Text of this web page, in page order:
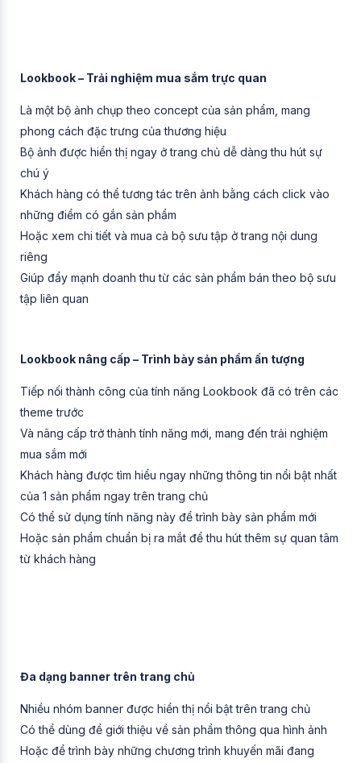
Lookbook – Trải nghiệm mua sắm trực quan
Là một bộ ảnh chụp theo concept của sản phẩm, mang
phong cách đặc trưng của thương hiệu
Bộ ảnh được hiển thị ngay ở trang chủ dễ dàng thu hút sự
chú ý
Khách hàng có thể tương tác trên ảnh bằng cách click vào
những điểm có gắn sản phẩm
Hoặc xem chi tiết và mua cả bộ sưu tập ở trang nội dung
riêng
Giúp đẩy mạnh doanh thu từ các sản phẩm bán theo bộ sưu
tập liên quan
Lookbook nâng cấp – Trình bày sản phẩm ấn tượng
Tiếp nối thành công của tính năng Lookbook đã có trên các
theme trước
Và nâng cấp trở thành tính năng mới, mang đến trải nghiệm
mua sắm mới
Khách hàng được tìm hiểu ngay những thông tin nổi bật nhất
của 1 sản phẩm ngay trên trang chủ
Có thể sử dụng tính năng này để trình bày sản phẩm mới
Hoặc sản phẩm chuẩn bị ra mắt để thu hút thêm sự quan tâm
từ khách hàng
Đa dạng banner trên trang chủ
Nhiều nhóm banner được hiển thị nổi bật trên trang chủ
Có thể dùng để giới thiệu về sản phẩm thông qua hình ảnh
Hoặc để trình bày những chương trình khuyến mãi đang